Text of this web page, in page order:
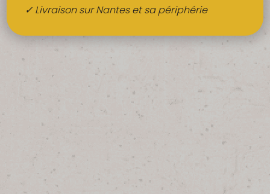
QUI SOMMES-NOUS ?
FRUITS BIO AU BUREAU
NOS PRODUCTEURS
NOS MARCHÉS
✓ Livraison sur Nantes et sa périphérie